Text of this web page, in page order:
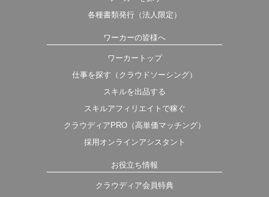
各種書類発行（法人限定）
ワーカーの皆様へ
ワーカートップ
仕事を探す（クラウドソーシング）
スキルを出品する
スキルアフィリエイトで稼ぐ
クラウディアPRO（高単価マッチング）
採用オンラインアシスタント
お役立ち情報
クラウディア会員特典